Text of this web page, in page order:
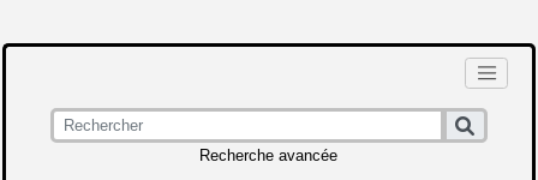
Recherche avancée